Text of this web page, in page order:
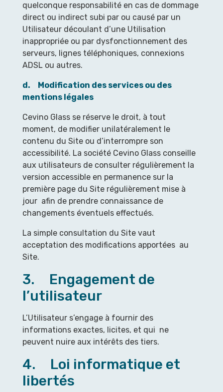
quelconque responsabilité en cas de dommage
direct ou indirect subi par ou causé par un
Utilisateur découlant d’une Utilisation
inappropriée ou par dysfonctionnement des
serveurs, lignes téléphoniques, connexions
ADSL ou autres.
d. Modification des services ou des
mentions légales
Cevino Glass se réserve le droit, à tout
moment, de modifier unilatéralement le
contenu du Site ou d’interrompre son
accessibilité. La société Cevino Glass conseille
aux utilisateurs de consulter régulièrement la
version accessible en permanence sur la
première page du Site régulièrement mise à
jour afin de prendre connaissance de
changements éventuels effectués.
La simple consultation du Site vaut
acceptation des modifications apportées au
Site.
3. Engagement de
l’utilisateur
L’Utilisateur s’engage à fournir des
informations exactes, licites, et qui ne
peuvent nuire aux intérêts des tiers.
4. Loi informatique et
libertés